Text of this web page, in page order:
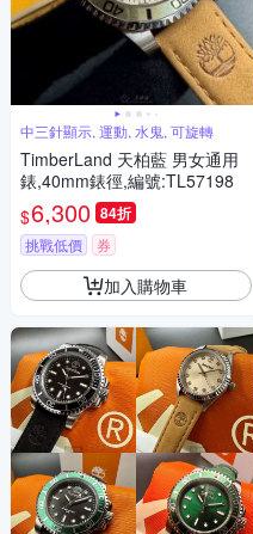
中三針顯示, 運動, 水鬼, 可旋轉
TimberLand 天柏藍 男女通用
錶,40mm錶徑,編號:TL57198
$6,300 84折
挑戰低價 券
加入購物車